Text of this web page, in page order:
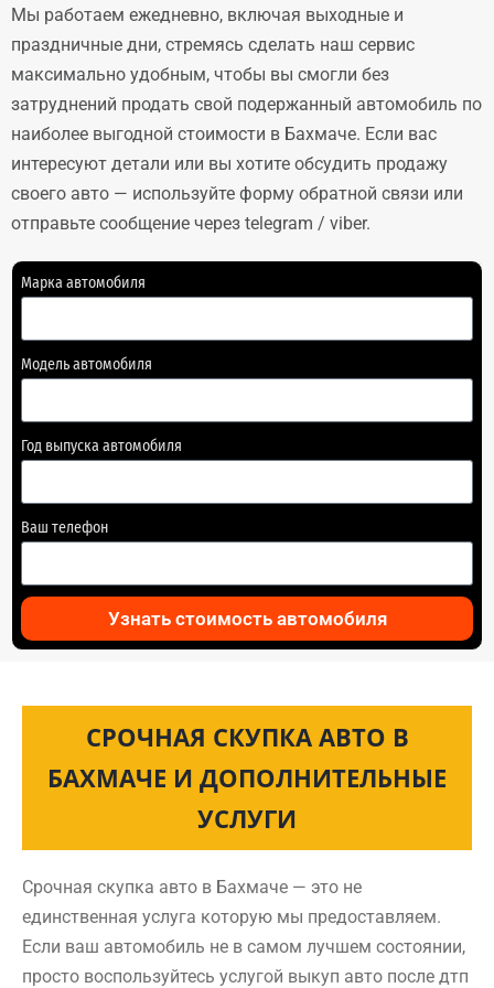
Мы работаем ежедневно, включая выходные и
праздничные дни, стремясь сделать наш сервис
максимально удобным, чтобы вы смогли без
затруднений продать свой подержанный автомобиль по
наиболее выгодной стоимости в Бахмаче. Если вас
интересуют детали или вы хотите обсудить продажу
своего авто — используйте форму обратной связи или
отправьте сообщение через telegram / viber.
Марка автомобиля
Модель автомобиля
Год выпуска автомобиля
Ваш телефон
Узнать стоимость автомобиля
СРОЧНАЯ СКУПКА АВТО В
БАХМАЧЕ И ДОПОЛНИТЕЛЬНЫЕ
УСЛУГИ
Срочная скупка авто в Бахмаче — это не
единственная услуга которую мы предоставляем.
Если ваш автомобиль не в самом лучшем состоянии,
просто воспользуйтесь услугой выкуп авто после дтп